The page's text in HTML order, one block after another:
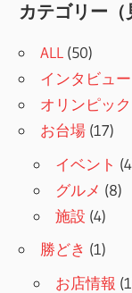
ビ
ゲ
ー
シ
ョ
ン
カテゴリー（
ALL (50)
インタビュー
オリンピック
お台場 (17)
イベント
グルメ (8)
施設 (4)
勝どき (1)
お店情報